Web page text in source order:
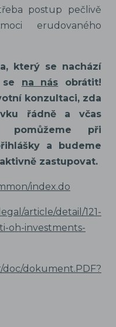
postup pečlivě
erudovaného
který se nachází
se na nás obrátit!
konzultaci, zda
řádně a včas
pomůžeme při
a budeme
aktivně zastupovat.
index.do
article/detail/121-
oh-investments-
doc/dokument.PDF?